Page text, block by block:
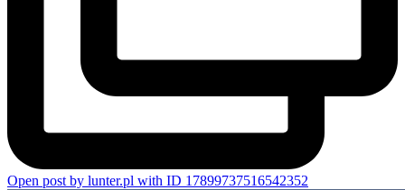
Open post by lunter.pl with ID 17899737516542352